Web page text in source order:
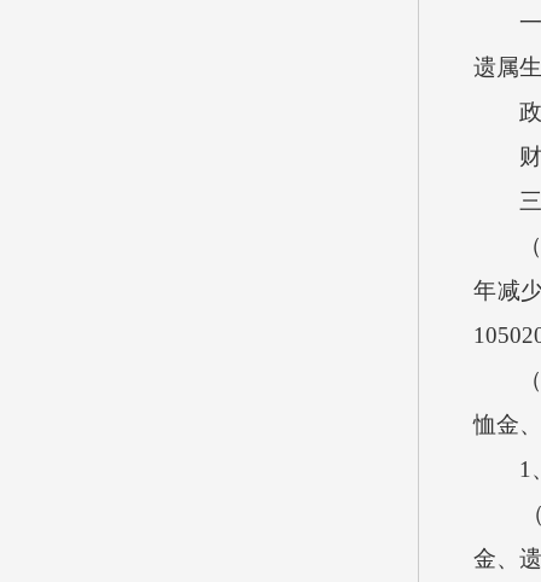
一般
遗属
政府
财政
三
（一
年减
（二
恤金
1、
（1
金、